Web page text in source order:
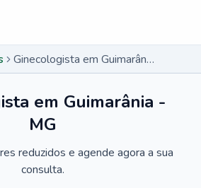
Ginecologista em Guimarânia - MG
em Guimarânia -
MG
reduzidos e agende agora a sua
consulta.